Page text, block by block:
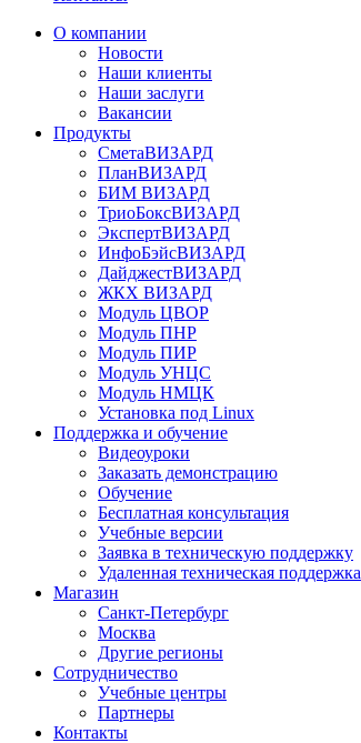
О компании
Новости
Наши клиенты
Наши заслуги
Вакансии
Продукты
СметаВИЗАРД
ПланВИЗАРД
БИМ ВИЗАРД
ТриоБоксВИЗАРД
ЭкспертВИЗАРД
ИнфоБэйсВИЗАРД
ДайджестВИЗАРД
ЖКХ ВИЗАРД
Модуль ЦВОР
Модуль ПНР
Модуль ПИР
Модуль УНЦС
Модуль НМЦК
Установка под Linux
Поддержка и обучение
Видеоуроки
Заказать демонстрацию
Обучение
Бесплатная консультация
Учебные версии
Заявка в техническую поддержку
Удаленная техническая поддержка
Магазин
Санкт-Петербург
Москва
Другие регионы
Сотрудничество
Учебные центры
Партнеры
Контакты